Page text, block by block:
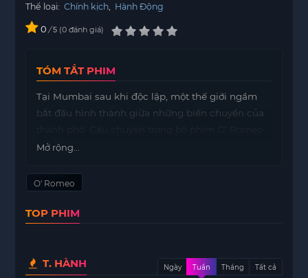
Thể loại: Chính kịch Hành Động
0 / 5 0 đánh giá
TÓM TẮT PHIM
Tại Mumbai sau khi độc lập, một thế giới ngầm
bắt đầu hình thành giữa những biến chuyển của
khai thác sâu sắc bối cảnh tội phạm của một thời
phố sống động và những bóng tối của đô thị lớn
Nội dung phim không chỉ đơn thuần là những
sống trong một xã hội đầy biến động. Những
Mở rộng...
O' Romeo
TOP PHIM
T. HÀNH Ngày Tuần Tháng Tất cả